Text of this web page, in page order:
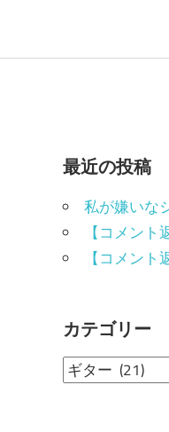
最近の投稿
私が嫌いな
【コメン
【コメント
カテゴリー
カ